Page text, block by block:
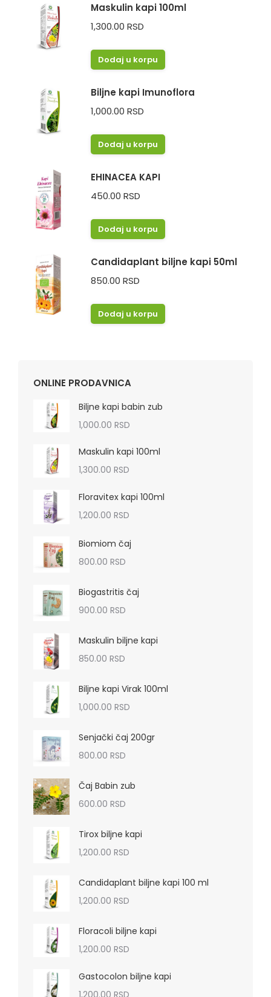
Maskulin kapi 100ml
1,300.00 RSD
Dodaj u korpu
Biljne kapi Imunoflora
1,000.00 RSD
Dodaj u korpu
EHINACEA KAPI
450.00 RSD
Dodaj u korpu
Candidaplant biljne kapi 50ml
850.00 RSD
Dodaj u korpu
ONLINE PRODAVNICA
Biljne kapi babin zub
1,000.00 RSD
Maskulin kapi 100ml
1,300.00 RSD
Floravitex kapi 100ml
1,200.00 RSD
Biomiom čaj
800.00 RSD
Biogastritis čaj
900.00 RSD
Maskulin biljne kapi
850.00 RSD
Biljne kapi Virak 100ml
1,000.00 RSD
Senjački čaj 200gr
800.00 RSD
Čaj Babin zub
600.00 RSD
Tirox biljne kapi
1,200.00 RSD
Candidaplant biljne kapi 100 ml
1,200.00 RSD
Floracoli biljne kapi
1,200.00 RSD
Gastocolon biljne kapi